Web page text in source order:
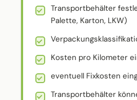
Transportbehälter
Palette, Karton, LKW)
Kosten pro Kilometer
eventuell Fixkosten
Transportbehälter